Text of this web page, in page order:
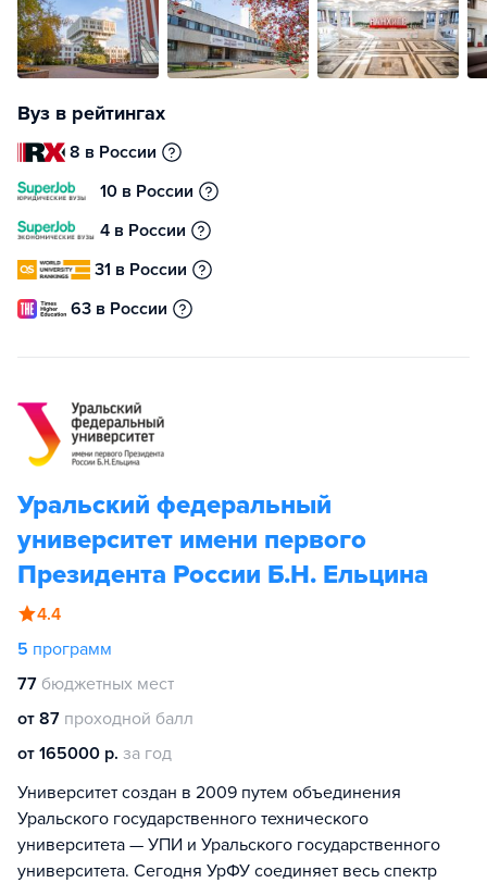
Вуз в рейтингах
8 в России
10 в России
4 в России
31 в России
63 в России
Уральский федеральный
университет имени первого
Президента России Б.Н. Ельцина
4.4
5 программ
77 бюджетных мест
от 87 проходной балл
от 165000 р. за год
Университет создан в 2009 путем объединения
Уральского государственного технического
университета — УПИ и Уральского государственного
университета. Сегодня УрФУ соединяет весь спектр